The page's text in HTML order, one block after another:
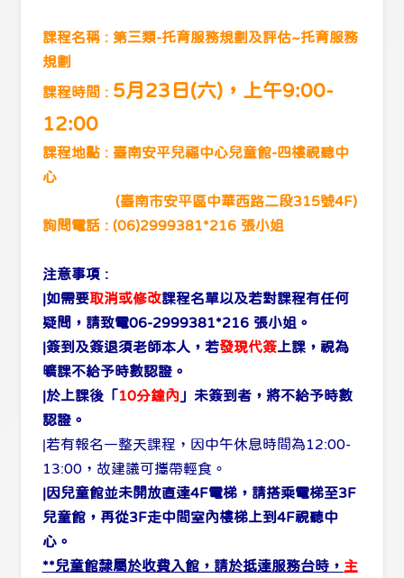
課程名稱 : 第三類-托育服務規劃及評估~托育服務
規劃
課程時間 : 5月23日(六)，上午9:00-
12:00
課程地點 : 臺南安平兒福中心兒童館-四樓視聽中
心
(臺南市安平區中華西路二段315號4F)
詢問電話 : (06)2999381*216 張小姐
注意事項 :
|如需要取消或修改課程名單以及若對課程有任何
疑問，請致電06-2999381*216 張小姐。
|簽到及簽退須老師本人，若發現代簽上課，視為
曠課不給予時數認證。
|於上課後「10分鐘內 」未簽到者，將不給予時數
認證。
|若有報名一整天課程，因中午休息時間為12:00-
13:00，故建議可攜帶輕食。
|因兒童館並未開放直達4F電梯，請搭乘電梯至3F
兒童館，再從3F走中間室內樓梯上到4F視聽中
心。
**兒童館隸屬於收費入館，請於抵達服務台時， 主